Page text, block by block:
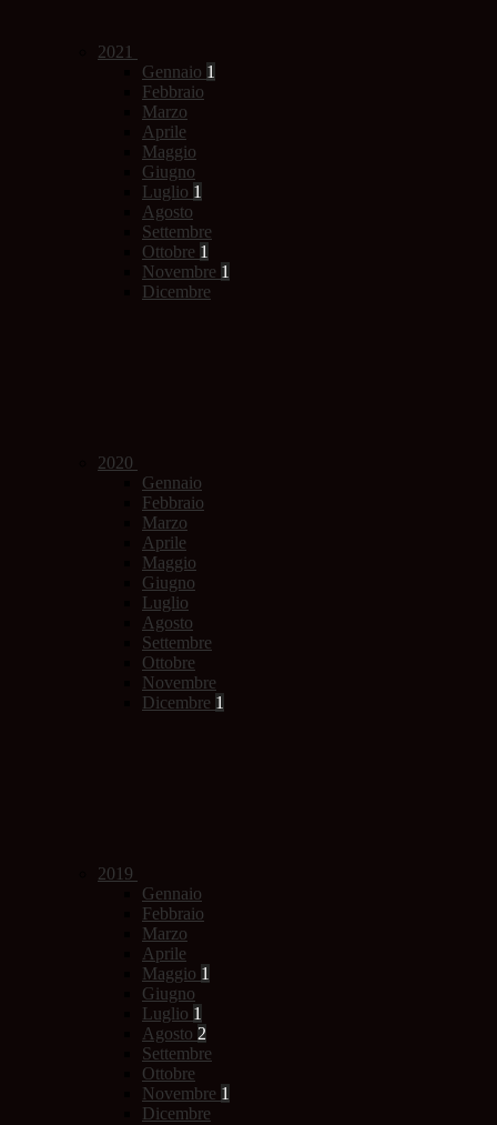
2021
Gennaio 1
Febbraio
Marzo
Aprile
Maggio
Giugno
Luglio 1
Agosto
Settembre
Ottobre 1
Novembre 1
Dicembre
2020
Gennaio
Febbraio
Marzo
Aprile
Maggio
Giugno
Luglio
Agosto
Settembre
Ottobre
Novembre
Dicembre 1
2019
Gennaio
Febbraio
Marzo
Aprile
Maggio 1
Giugno
Luglio 1
Agosto 2
Settembre
Ottobre
Novembre 1
Dicembre